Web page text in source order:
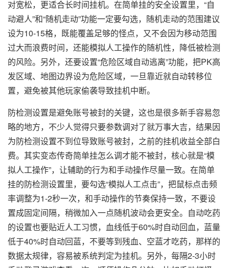
对宽松，更适合长时间挂机。在简单挂的安全设置里，“自
动避人”和“随机走动”功能一定要勾选，随机走动的范围建议
设为10-15格，既能覆盖足够的怪点，又不会因为移动范围
过大而浪费时间，还能模拟人工操作的随机性，降低被检测
的风险。另外，还要设置“危险区域自动逃离”功能，把PK高
发区域、地图边界设为危险区域，一旦靠近就自动转移位
置，避免被其他玩家偷袭导致挂机中断。
防检测设置是避免账号被封的关键，这也是很多新手容易忽
略的地方，不少人觉得只要参数调对了就万事大吉，结果因
为防检测设置不到位导致账号被封，之前的挂机收益全部白
费。其实变态传奇简单挂怎么调才能不被封，核心就是“模
拟人工操作”，让辅助的行为和手动操作尽量一致。在简单
挂的防检测设置里，要勾选“模拟人工点击”，把鼠标点击频
率调整为1-2秒一次，和手动操作的节奏保持一致，不要设
置成固定间隔，稍微加入一点随机波动会更安全。自动吃药
的设置也要贴近人工习惯，血线低于60%时自动回血，蓝量
低于40%时自动回蓝，不要等到残血、空蓝才吃药，那样的
数据太规律，容易被系统判定为挂机。另外，每隔2-3小时